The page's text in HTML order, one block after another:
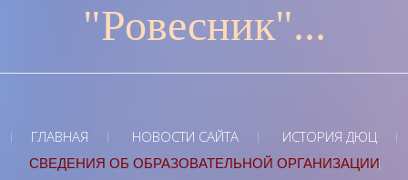
"Ровесник"...
ГЛАВНАЯ НОВОСТИ САЙТА ИСТОРИЯ ДЮЦ
СВЕДЕНИЯ ОБ ОБРАЗОВАТЕЛЬНОЙ ОРГАНИЗАЦИИ